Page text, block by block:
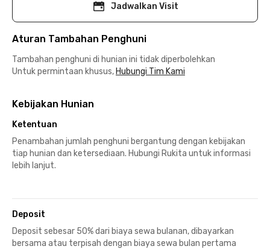
Jadwalkan Visit
Aturan Tambahan Penghuni
Tambahan penghuni di hunian ini tidak diperbolehkan
Untuk permintaan khusus, Hubungi Tim Kami
Kebijakan Hunian
Ketentuan
Penambahan jumlah penghuni bergantung dengan kebijakan
tiap hunian dan ketersediaan. Hubungi Rukita untuk informasi
lebih lanjut.
Deposit
Deposit sebesar 50% dari biaya sewa bulanan, dibayarkan
bersama atau terpisah dengan biaya sewa bulan pertama